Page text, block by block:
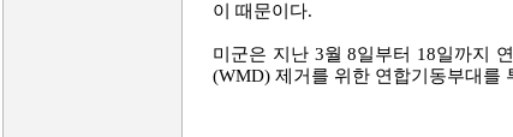
이 때문이다.
미군은 지난 3월 8일부터 18일까지
(WMD) 제거를 위한 연합기동부대를